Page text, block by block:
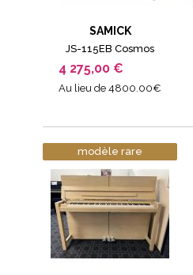
SAMICK
JS-115EB Cosmos
4 275,00 €
Au lieu de 4800.00€
modèle rare